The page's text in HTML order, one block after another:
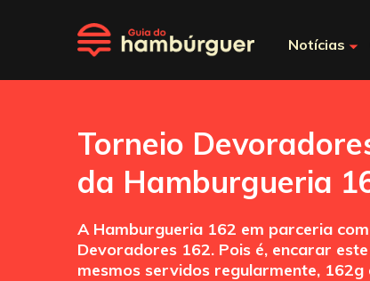
Notícias
Torneio
da Hamburgueria
A Hamburgueria 162 em parceria
Devoradores 162. Pois é, encarar
mesmos servidos regularmente,